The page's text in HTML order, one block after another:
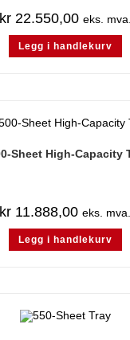
22.550,00 eks. mva.
Legg i handlekurv
Sheet High-Capacity
kr 11.888,00 eks. mva.
Legg i handlekurv